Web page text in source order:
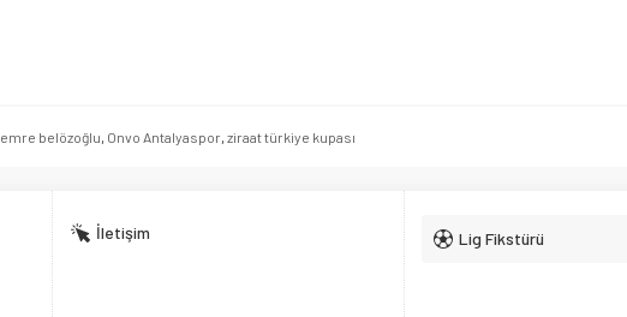
emre belözoğlu, Onvo Antalyaspor, ziraat türkiye kupası
İletişim Lig Fikstürü